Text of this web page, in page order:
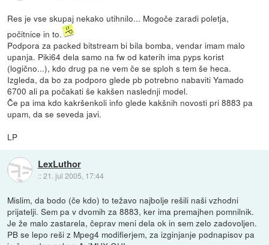
Res je vse skupaj nekako utihnilo... Mogoče zaradi poletja,
počitnice in to.
Podpora za packed bitstream bi bila bomba, vendar imam malo
upanja. Piki64 dela samo na fw od katerih ima pyps korist
(logično...), kdo drug pa ne vem če se sploh s tem še heca.
Izgleda, da bo za podporo glede pb potrebno nabaviti Yamado
6700 ali pa počakati še kakšen naslednji model.
Če pa ima kdo kakršenkoli info glede kakšnih novosti pri 8883 pa
upam, da se seveda javi.
LP
LexLuthor
::21. jul 2005, 17:44
Mislim, da bodo (če kdo) to težavo najbolje rešili naši vzhodni
prijatelji. Sem pa v dvomih za 8883, ker ima premajhen pomnilnik.
Je že malo zastarela, čeprav meni dela ok in sem zelo zadovoljen.
PB se lepo reši z Mpeg4 modifierjem, za izginjanje podnapisov pa